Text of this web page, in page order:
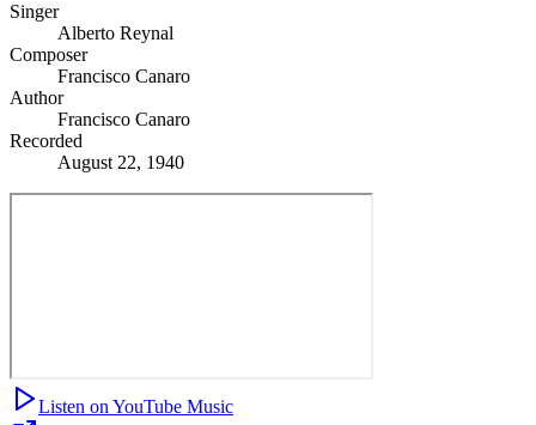
Singer
Alberto Reynal
Composer
Francisco Canaro
Author
Francisco Canaro
Recorded
August 22, 1940
Listen on YouTube Music